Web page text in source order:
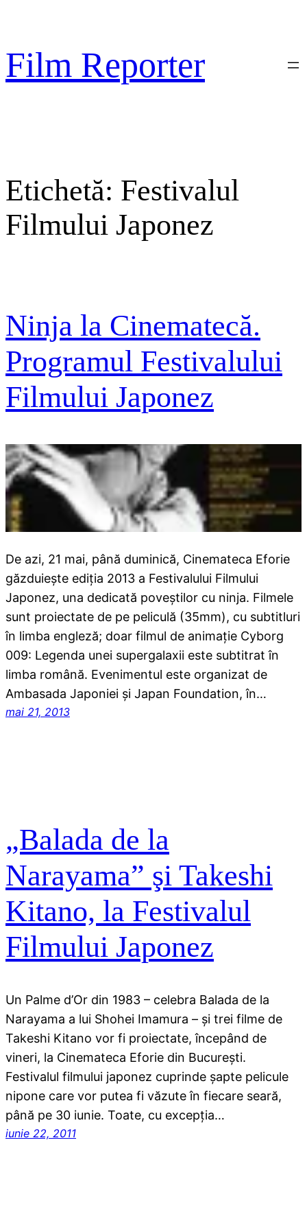
conținut
Film Reporter
Etichetă: Festivalul
Filmului Japonez
Ninja la Cinematecă.
Programul Festivalului
Filmului Japonez
De azi, 21 mai, până duminică, Cinemateca Eforie
găzduieşte ediţia 2013 a Festivalului Filmului
Japonez, una dedicată poveştilor cu ninja. Filmele
sunt proiectate de pe peliculă (35mm), cu subtitluri
în limba engleză; doar filmul de animaţie Cyborg
009: Legenda unei supergalaxii este subtitrat în
limba română. Evenimentul este organizat de
Ambasada Japoniei şi Japan Foundation, în…
mai 21, 2013
„Balada de la
Narayama” şi Takeshi
Kitano, la Festivalul
Filmului Japonez
Un Palme d’Or din 1983 – celebra Balada de la
Narayama a lui Shohei Imamura – şi trei filme de
Takeshi Kitano vor fi proiectate, începând de
vineri, la Cinemateca Eforie din Bucureşti.
Festivalul filmului japonez cuprinde şapte pelicule
nipone care vor putea fi văzute în fiecare seară,
până pe 30 iunie. Toate, cu excepţia…
iunie 22, 2011